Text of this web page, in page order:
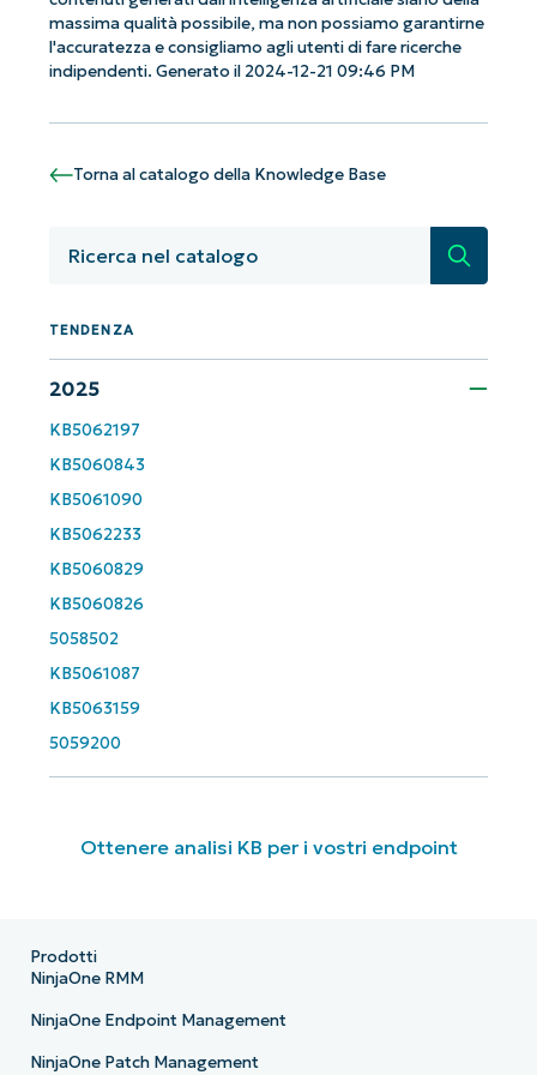
massima qualità possibile, ma non possiamo garantirne
l'accuratezza e consigliamo agli utenti di fare ricerche
indipendenti. Generato il 2024-12-21 09:46 PM
Torna al catalogo della Knowledge Base
Ricerca
TENDENZA
2025
KB5062197
KB5060843
KB5061090
KB5062233
KB5060829
KB5060826
5058502
KB5061087
KB5063159
5059200
Ottenere analisi KB per i vostri endpoint
Phone
number*
Prodotti
NinjaOne RMM
NinjaOne Endpoint Management
NinjaOne Patch Management